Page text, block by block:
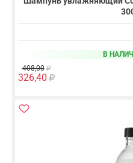
В
408,00
326,40